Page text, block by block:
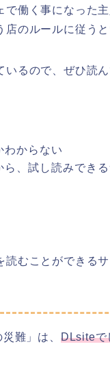
働く事になった
のルールに従うと
るので、ぜひ読ん
わからない
、試し読みでき
むことができる
難」は、 DLsiteで